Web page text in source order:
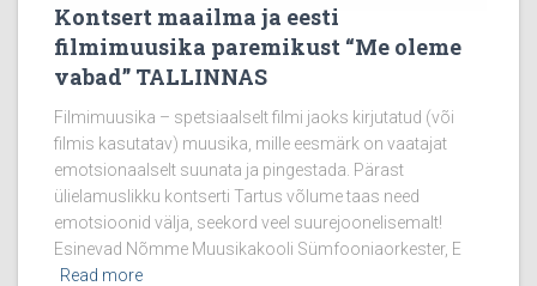
Kontsert maailma ja eesti
filmimuusika paremikust “Me oleme
vabad” TALLINNAS
Filmimuusika – spetsiaalselt filmi jaoks kirjutatud (või
filmis kasutatav) muusika, mille eesmärk on vaatajat
emotsionaalselt suunata ja pingestada. Pärast
ülielamuslikku kontserti Tartus võlume taas need
emotsioonid välja, seekord veel suurejoonelisemalt!
Esinevad Nõmme Muusikakooli Sümfooniaorkester, E
Read more